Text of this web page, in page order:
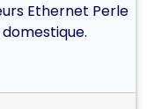
Ethernet Perle